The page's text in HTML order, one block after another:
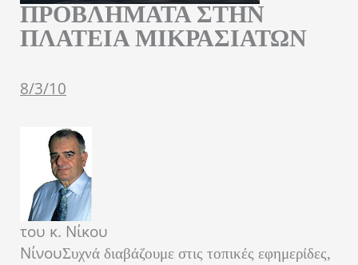
ΠΡΟΒΛΗΜΑΤΑ ΣΤΗΝ
ΠΛΑΤΕΙΑ ΜΙΚΡΑΣΙΑΤΩΝ
8/3/10
του κ. Νίκου
ΝίνουΣυχνά διαβάζουμε στις τοπικές εφημερίδες,